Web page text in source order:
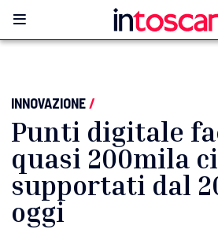
INNOVAZIONE/
Punti digitale
quasi 200mila
supportati dal
oggi